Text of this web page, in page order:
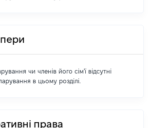
чи членів його сім'ї відсутні
в цьому розділі.
права